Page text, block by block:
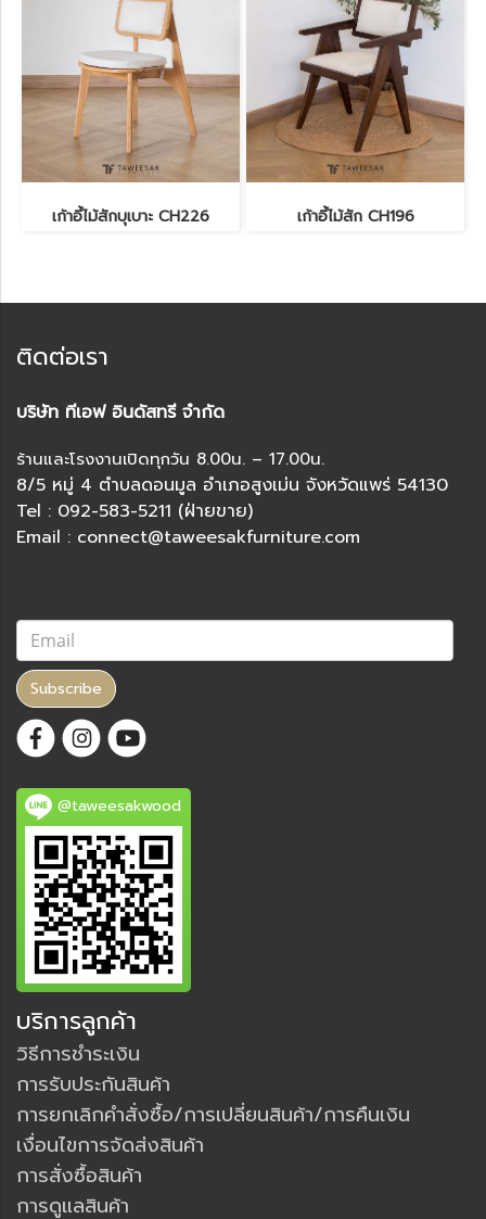
เก้าอี้ไม้สักบุเบาะ CH226 เก้าอี้ไม้สัก CH196
ติดต่อเรา
บริษัท ทีเอฟ อินดัสทรี จำกัด
ร้านและโรงงานเปิดทุกวัน 8.00น. – 17.00น.
8/5 หมู่ 4 ตำบลดอนมูล อำเภอสูงเม่น จังหวัดแพร่ 54130
Tel : 092-583-5211 (ฝ่ายขาย)
Email : connect@taweesakfurniture.com
Subscribe
@taweesakwood
บริการลูกค้า
วิธีการชำระเงิน
การรับประกันสินค้า
การยกเลิกคำสั่งซื้อ/การเปลี่ยนสินค้า/การคืนเงิน
เงื่อนไขการจัดส่งสินค้า
การสั่งซื้อสินค้า
การดูแลสินค้า